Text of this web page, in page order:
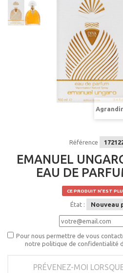
Référence
EMANUEL
EAU DE
CE PRODUIT N'EST
État : Nouveau
Pour nous permettre de vous
notre politique de confidentialité
PRÉVENEZ-MOI